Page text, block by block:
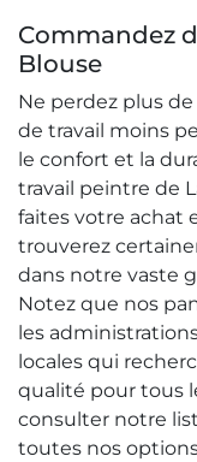
Commandez
Blouse
Ne perdez plus
de travail moins
le confort et la
travail peintre de
faites votre achat
trouverez
dans notre vaste
Notez que nos
les
locales qui
qualité pour tous
consulter notre
toutes nos